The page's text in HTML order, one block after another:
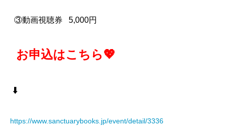
③動画視聴券 5,000円
お申込はこちら💖
⬇️
https://www.sanctuarybooks.jp/event/detail/3336